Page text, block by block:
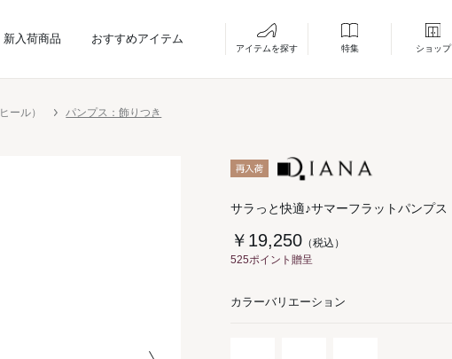
新入荷商品 おすすめアイテム
アイテムを探す 特集 ショップ
ール） パンプス：飾りつき
サラっと快適♪サマーフラットパンプス
￥19,250 （税込）
525ポイント贈呈
カラーバリエーション